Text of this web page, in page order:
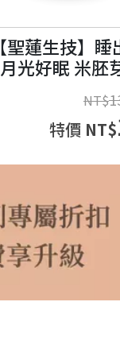
【聖蓮生技】
汙清潤茶
組
NT$